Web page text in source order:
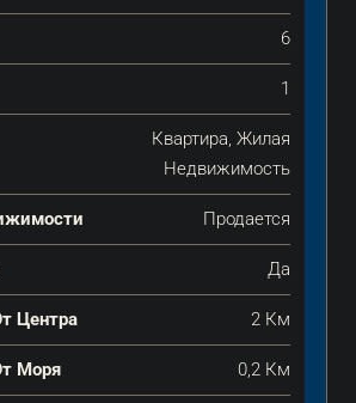
6
1
Квартира, Жилая
Недвижимость
Продается
Да
Центра 2 Км
Моря 0,2 Км